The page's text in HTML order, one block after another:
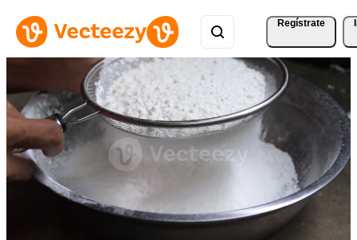
Regístrate